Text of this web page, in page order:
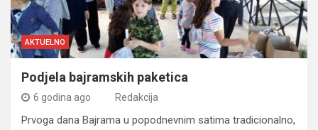
AKTUELNO
Podjela bajramskih paketica
6 godina ago Redakcija
Prvoga dana Bajrama u popodnevnim satima tradicionalno,